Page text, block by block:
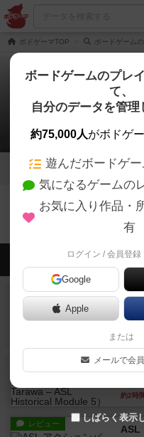
ボドゲーマTOP ボードゲーム
パリ：
1
パリ：ニュ
会員
レビュー ラ
数字
とい
約1時
ブラ
1996
約2時
レビュー ASL
ボードゲームのプレ
て、
自分のデータを管理
約75,000人がボドゲ
遊んだボードゲ
気になるゲームの
お気に入り作品・
有
ログイン / 会員登録
Google
Apple
または
メールで会
しばらく表示